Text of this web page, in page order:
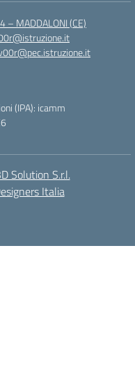
– MADDALONI (CE)
(IPA): icamm
Solution S.r.l.
Italia